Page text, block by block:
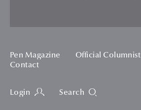
Pen Magazine Official Columnist
Contact
Login Search